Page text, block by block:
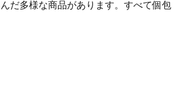
だ多様な商品があります。すべて個包